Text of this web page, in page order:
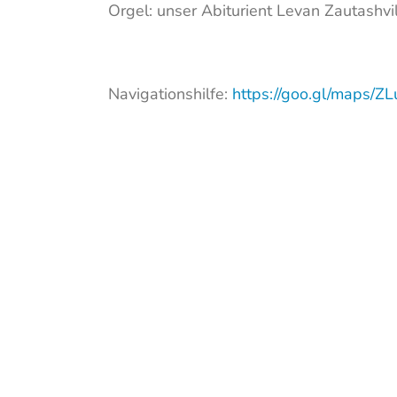
Orgel: unser Abiturient Levan
Navigationshilfe: https://goo.gl/maps/